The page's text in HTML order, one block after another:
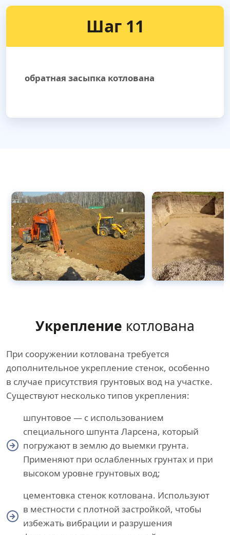
Шаг 11
обратная засыпка котлована
Укрепление котлована
При сооружении котлована требуется
дополнительное укрепление стенок, особенно
в случае присутствия грунтовых вод на участке.
Существуют несколько типов укрепления:
шпунтовое — с использованием
специального шпунта Ларсена, который
погружают в землю до выемки грунта.
Применяют при ослабленных грунтах и при
высоком уровне грунтовых вод;
цементовка стенок котлована. Используют
в местности с плотной застройкой, чтобы
избежать вибрации и разрушения